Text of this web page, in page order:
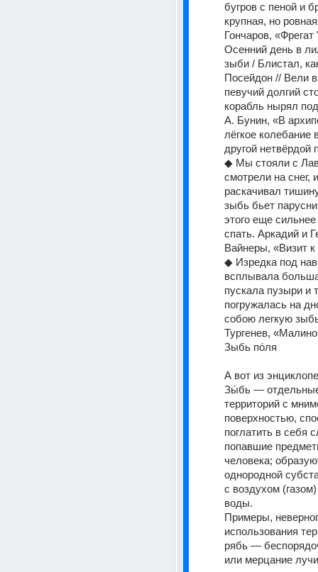
бугров с пеной и
крупная, но
Гончаров,
Осенний день в
зыби / Блистал,
Посейдон // Вели
певучий долгий
корабль нырял
А. Бунин, «В
лёгкое колебание
другой нетвёрдой
◆ Мы стояли с
смотрели на снег,
раскачивал
зыбь бьет
этого еще
спать. Аркадий и
Вайнеры, «Визит
◆ Изредка под
всплывала
пускала пузыри и
погружалась на
собою легкую
Тургенев,
Зыбь по́ля
А вот из
Зы́бь —
территорий с
поверхностью,
поглатить в себя
попавшие
человека;
однородной
с воздухом
воды.
Примеры,
использования
рябь —
или мерцание